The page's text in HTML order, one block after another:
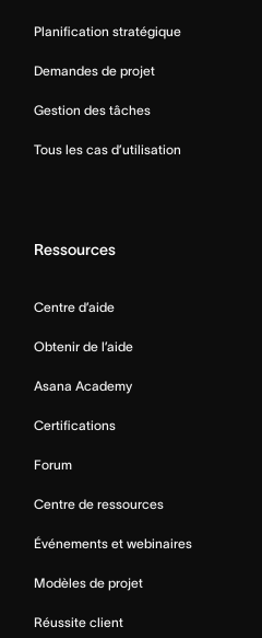
Planification stratégique
Demandes de projet
Gestion des tâches
Tous les cas d’utilisation
Ressources
Centre d’aide
Obtenir de l’aide
Asana Academy
Certifications
Forum
Centre de ressources
Événements et webinaires
Modèles de projet
Réussite client